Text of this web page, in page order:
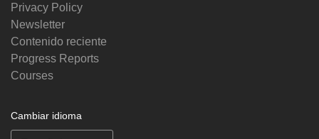
Privacy Policy
Newsletter
Contenido reciente
Progress Reports
Courses
Cambiar idioma